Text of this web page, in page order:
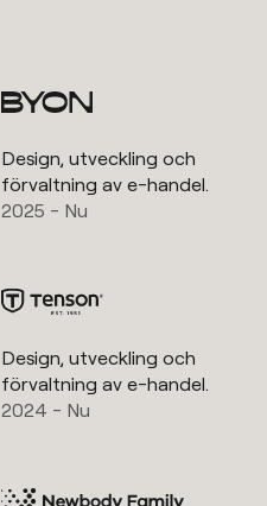
Design, utveckling och
förvaltning av e-handel.
2025 - Nu
Design, utveckling och
förvaltning av e-handel.
2024 - Nu